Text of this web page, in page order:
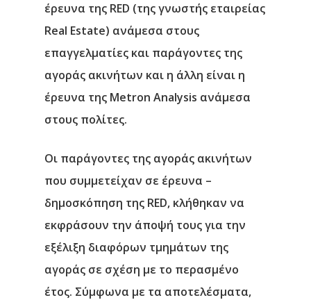
έρευνα της RED (της γνωστής εταιρείας
Real Estate) ανάμεσα στους
επαγγελματίες και παράγοντες της
αγοράς ακινήτων και η άλλη είναι η
έρευνα της Metron Analysis ανάμεσα
στους πολίτες.
Oι παράγοντες της αγοράς ακινήτων
που συμμετείχαν σε έρευνα –
δημοσκόπηση της RED, κλήθηκαν να
εκφράσουν την άποψή τους για την
εξέλιξη διαφόρων τμημάτων της
αγοράς σε σχέση με το περασμένο
έτος. Σύμφωνα με τα αποτελέσματα,